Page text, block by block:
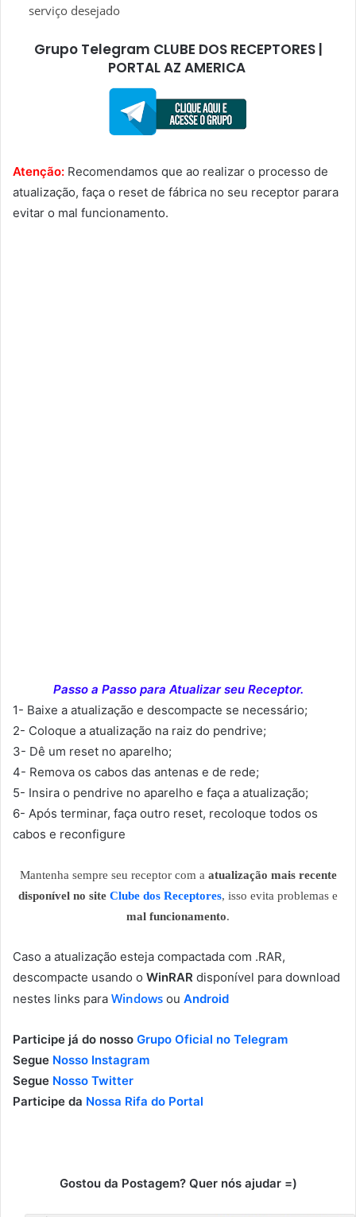
serviço desejado
Grupo Telegram CLUBE DOS RECEPTORES |
PORTAL AZ AMERICA
Atenção: Recomendamos que ao realizar o processo de
atualização, faça o reset de fábrica no seu receptor parara
evitar o mal funcionamento.
Passo a Passo para Atualizar seu Receptor.
1- Baixe a atualização e descompacte se necessário;
2- Coloque a atualização na raiz do pendrive;
3- Dê um reset no aparelho;
4- Remova os cabos das antenas e de rede;
5- Insira o pendrive no aparelho e faça a atualização;
6- Após terminar, faça outro reset, recoloque todos os
cabos e reconfigure
Mantenha sempre seu receptor com a atualização mais recente
disponível no site Clube dos Receptores, isso evita problemas e
mal funcionamento.
Caso a atualização esteja compactada com .RAR,
descompacte usando o WinRAR disponível para download
nestes links para Windows ou Android
Participe já do nosso Grupo Oficial no Telegram
Segue Nosso Instagram
Segue Nosso Twitter
Participe da Nossa Rifa do Portal
Gostou da Postagem? Quer nós ajudar =)